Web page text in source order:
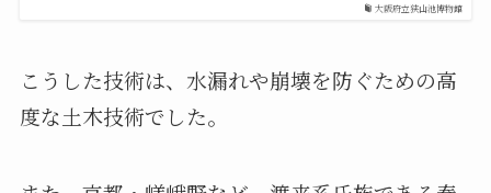
大阪府立狭山池博物館
こうした技術は、水漏れや崩壊を防ぐための高
度な土木技術でした。